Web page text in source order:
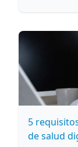
5
de salud